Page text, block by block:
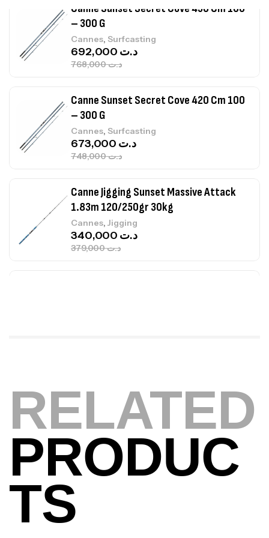
Canne Sunset Secret Cove 450 Cm 100
– 300 G
Cannes, Surfcasting
د.ت768,000
د.ت
Canne Sunset Secret Cove 420 Cm 100
– 300 G
Cannes, Surfcasting
د.ت748,000
د.ت
Canne Jigging Sunset Massive Attack
1.83m 120/250gr 30kg
Cannes,Jigging
د.ت379,000
د.ت
Accastillage bateau,Accessoires bateaux
د.ت
Canne Sunset Beachstriker Surf Hybrid
420 Cm 100-250 G
RELATED
PRODUC
TS